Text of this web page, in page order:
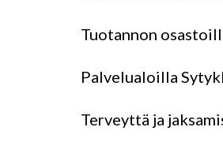
Tuotannon
Palvelualoilla
Terveyttä ja